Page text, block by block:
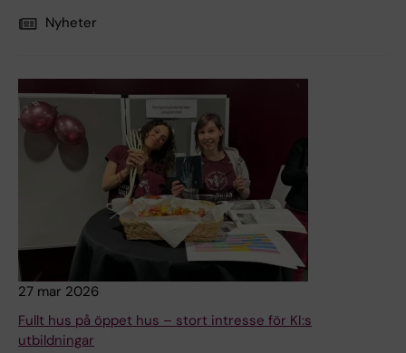
Nyheter
27 mar 2026
Fullt hus på öppet hus – stort intresse för KI:s
utbildningar